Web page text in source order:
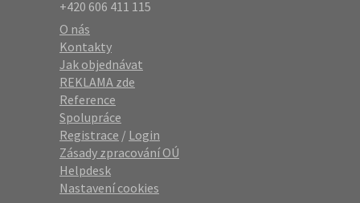
+420 606 411 115
O nás
Kontakty
Jak objednávat
REKLAMA zde
Reference
Spolupráce
Registrace / Login
Zásady zpracování OÚ
Helpdesk
Nastavení cookies